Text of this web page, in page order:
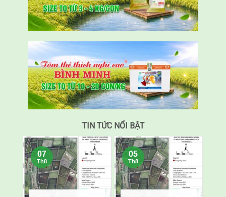
TIN TỨC NỔI BẬT
07
Th8
05
Th8